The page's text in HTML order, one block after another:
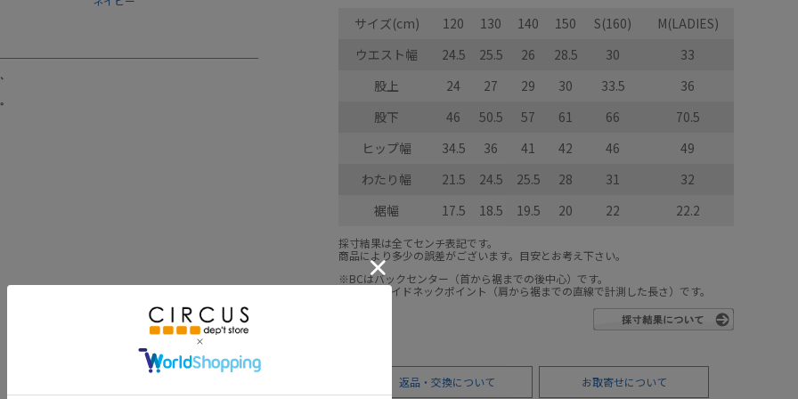
サイズ(cm) 120 130 140 150 S(160)
M(LADIES)
ウエスト幅
24.5 25.5 26 28.5 30
33
股上
24 27 29 30 33.5
36
股下
46 50.5 57 61 66
70.5
ヒップ幅
34.5 36 41 42 46
49
わたり幅
21.5 24.5 25.5 28 31
32
裾幅
17.5 18.5 19.5 20 22 22.2
採寸結果は全てセンチ表記です。
商品により多少の誤差がございます。目安とお考え下さい。
※BCはバックセンター（首から裾までの後中心）です。
※SNPはサイドネックポイント（肩から裾までの直線で計測した長さ）です。
返品・交換について お取寄せについて